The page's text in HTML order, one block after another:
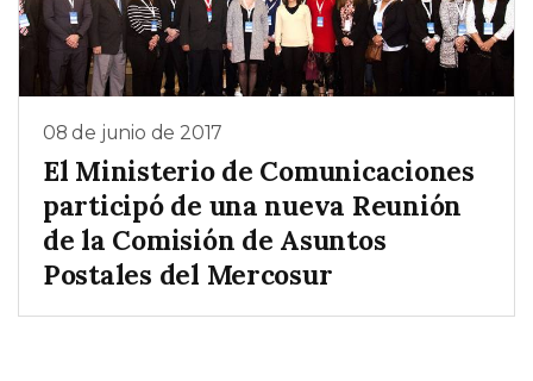
08 de junio de 2017
El Ministerio de Comunicaciones
participó de una nueva Reunión
de la Comisión de Asuntos
Postales del Mercosur